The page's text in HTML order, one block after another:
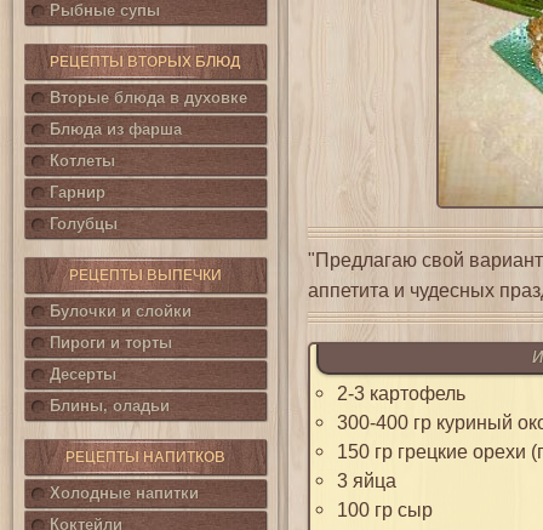
Рыбные супы
РЕЦЕПТЫ ВТОРЫХ БЛЮД
Вторые блюда в духовке
Блюда из фарша
Котлеты
Гарнир
Голубцы
РЕЦЕПТЫ ВЫПЕЧКИ
Булочки и слойки
Пироги и торты
Десерты
Блины, оладьи
РЕЦЕПТЫ НАПИТКОВ
Холодные напитки
Коктейли
"Предлагаю свой
аппетита и чудесных
2-3 картофель
300-400 гр куриный
150 гр грецкие орехи
3 яйца
100 гр сыр